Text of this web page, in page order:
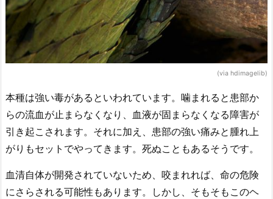
(via hdimagelib)
本種は強い毒があるといわれています。噛まれると患部か
らの流血が止まらなくなり、血液が固まらなくなる障害が
引き起こされます。それに加え、患部の強い痛みと腫れ上
がりもセットでやってきます。死ぬこともあるそうです。
血清自体が開発されていないため、咬まれれば、命の危険
にさらされる可能性もあります。しかし、そもそもこのヘ